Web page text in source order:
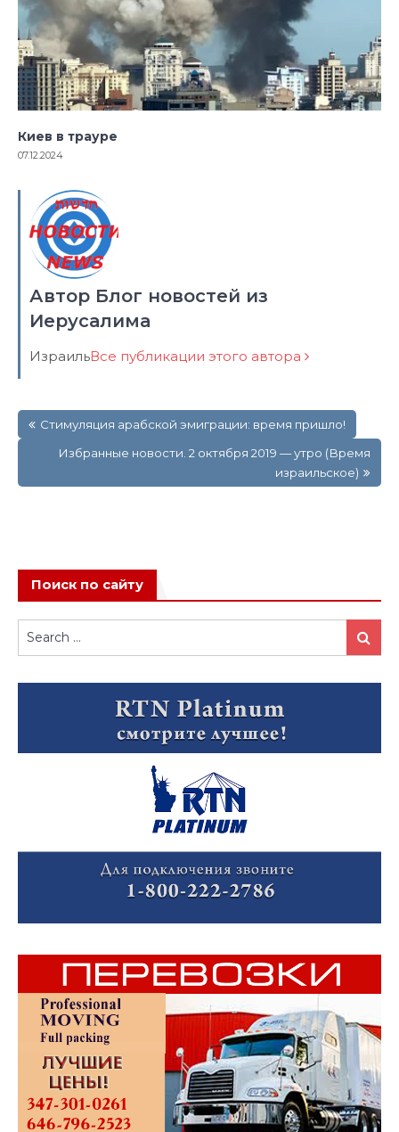
Киев в трауре
07.12.2024
Автор Блог новостей из
Иерусалима
ИзраильВсе публикации этого автора
по
записям
Стимуляция арабской эмиграции: время пришло!
Избранные новости. 2 октября 2019 — утро (Время
израильское)
Поиск по сайту
Search
for:
Search